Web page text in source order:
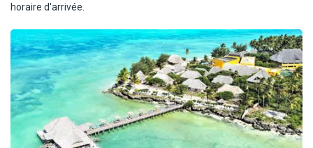
horaire d'arrivée.